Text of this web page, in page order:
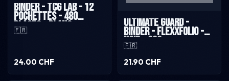
Binder - TCG Lab - 12
pochettes - 480
places - Blanc
🇫🇷
24.00 CHF
Ultimate Guard -
Binder - Flexxfolio -
Noir - 360
🇫🇷
21.90 CHF